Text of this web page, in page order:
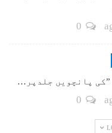
پانچویں جلدپر…